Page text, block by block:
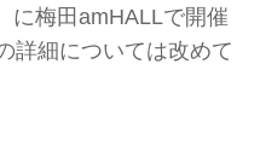
に梅田amHALLで開催
詳細については改めて